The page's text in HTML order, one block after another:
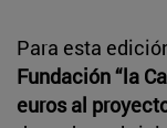
Para esta
Fundación “la
euros al